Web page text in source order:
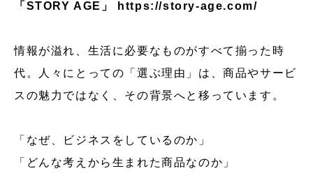
「STORY AGE」 https://story-age.com/
情報が溢れ、生活に必要なものがすべて揃った時
代。人々にとっての「選ぶ理由」は、商品やサービ
スの魅力ではなく、その背景へと移っています。
「なぜ、ビジネスをしているのか」
「どんな考えから生まれた商品なのか」